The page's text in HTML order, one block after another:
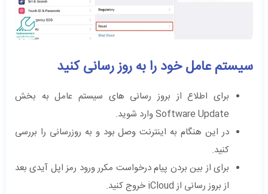
سیستم عامل خود را به روز رسانی کنید
برای اطلاع از بروز رسانی های سیستم عامل به بخش
Software Update وارد شوید.
در این هنگام به اینترنت وصل بود و به روزرسانی را بررسی
کنید.
برای از بین بردن پیام درخواست مکرر ورود رمز اپل آیدی بعد
از بروز رسانی از iCloud خروج کنید.